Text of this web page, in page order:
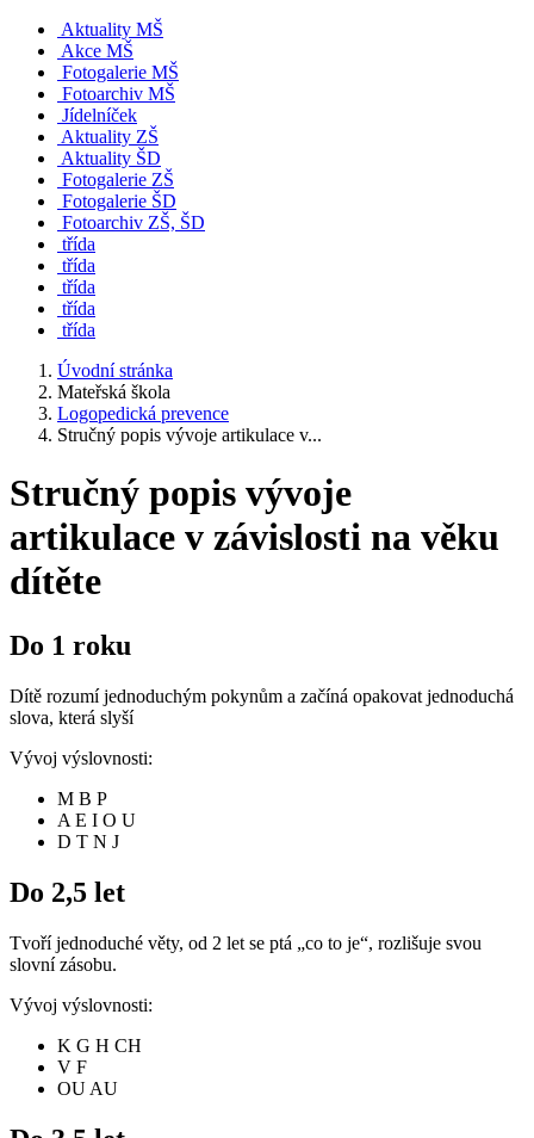
Aktuality MŠ
Akce MŠ
Fotogalerie MŠ
Fotoarchiv MŠ
Jídelníček
Aktuality ZŠ
Aktuality ŠD
Fotogalerie ZŠ
Fotogalerie ŠD
Fotoarchiv ZŠ, ŠD
třída
třída
třída
třída
třída
Úvodní stránka
Mateřská škola
Logopedická prevence
Stručný popis vývoje artikulace v...
Stručný popis vývoje
artikulace v závislosti na věku
dítěte
Do 1 roku
Dítě rozumí jednoduchým pokynům a začíná opakovat jednoduchá
slova, která slyší
Vývoj výslovnosti:
M B P
A E I O U
D T N J
Do 2,5 let
Tvoří jednoduché věty, od 2 let se ptá „co to je“, rozlišuje svou
slovní zásobu.
Vývoj výslovnosti:
K G H CH
V F
OU AU